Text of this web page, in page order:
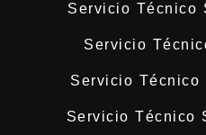
Servicio Técnico
Servicio
Servicio Técnico
Servicio Técnico